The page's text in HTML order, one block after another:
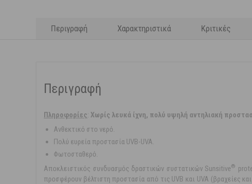
Περιγραφή Χαρακτηριστικά Κριτικές
Περιγραφή
Πληροφορίες: Χωρίς λευκά ίχνη, πολύ υψηλή αντηλιακή
Ανθεκτικό στο νερό.
Πολύ ευρεία προστασία UVB-UVA.
Φωτοσταθερό.
Αποκλειστικός συνδυασμός δραστικών συστατικών Sunsitive®
προσφέρουν βέλτιστη προστασία από τις UVB και UVA (βραχείες